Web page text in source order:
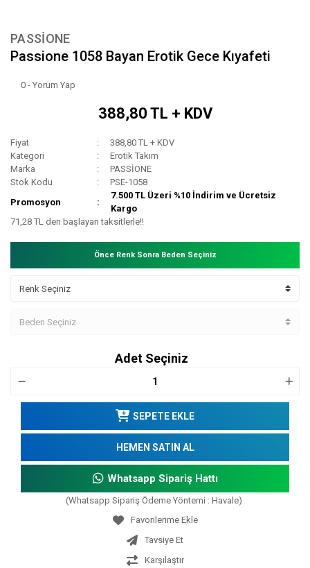
PASSİONE
Passione 1058 Bayan Erotik Gece Kıyafeti
0 - Yorum Yap
388,80 TL + KDV
Fiyat
388,80 TL + KDV
Kategori
Erotik Takım
Marka
PASSİONE
Stok Kodu
PSE-1058
Promosyon
7.500 TL Üzeri %10 İndirim ve Ücretsiz
Kargo
71,28 TL den başlayan taksitlerle!!
Önce Renk Sonra Beden Seçiniz
Adet Seçiniz
SEPETE EKLE
HEMEN SATIN AL
Whatsapp Sipariş Hattı
(Whatsapp Sipariş Ödeme Yöntemi : Havale)
Tavsiye Et
Karşılaştır